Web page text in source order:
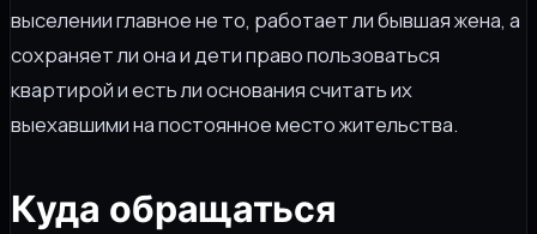
выселении главное не то, работает ли бывшая жена, а
сохраняет ли она и дети право пользоваться
квартирой и есть ли основания считать их
выехавшими на постоянное место жительства.
Куда обращаться